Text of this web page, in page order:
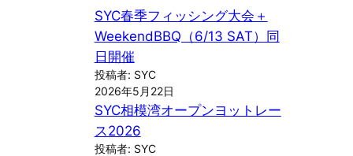
SYC春季フィッシング大会＋
WeekendBBQ（6/13 SAT）同
日開催
投稿者: SYC
2026年5月22日
SYC相模湾オープンヨットレー
ス2026
投稿者: SYC